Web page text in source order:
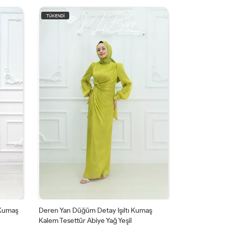
Detay Işıltı Kumaş
Yağ Yeşil
KARGO
Jülyet Yaka Bağlama Işıltı Ve Krep Kumaş
Kloş Tesettür Abiye Mint Yeşil